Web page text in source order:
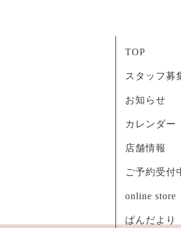
TOP
スタッフ募
お知らせ
カレンダー
店舗情報
ご予約受付
online store
ぱんだより